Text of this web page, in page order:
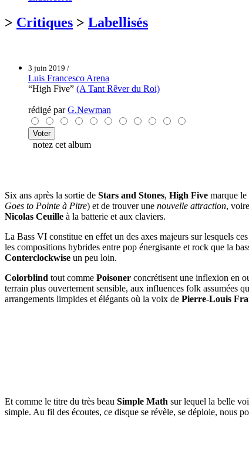
> Critiques > Labellisés
3 juin 2019 /
Luis Francesco Arena
“High Five” (A Tant Rêver du Roi)
rédigé parG.Newman
notez cet album
Six ans après la sortie de Stars and Stones, High Five marque
Goes to Pointe à Pitre) et de trouver une nouvelle attraction,
Nicolas Ceuille à la batterie et aux claviers.
La Bass VI constitue en effet un des axes majeurs sur lesquels
les compositions hybrides entre pop énergisante et rock que la
Conterclockwise un peu loin.
Colorblind tout comme Poisoner concrétisent une inflexion en
terrain plus ouvertement sensible, aux influences folk assumées
arrangements limpides et élégants où la voix de Pierre-Louis
Et comme le titre du très beau Simple Math sur lequel la belle
simple. Au fil des écoutes, ce disque se révèle, se déploie, nous